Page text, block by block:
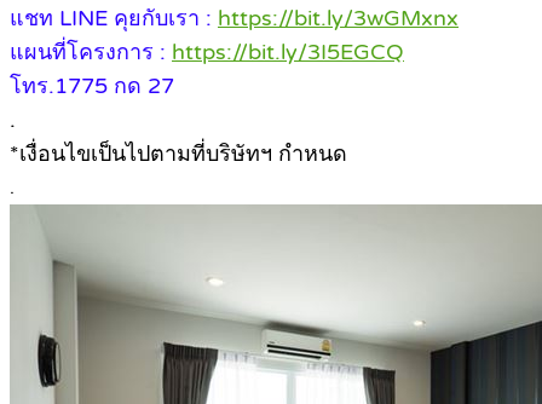
แชท LINE คุยกับเรา : https://bit.ly/3wGMxnx
แผนที่โครงการ : https://bit.ly/3I5EGCQ
โทร.1775 กด 27
.
*เงื่อนไขเป็นไปตามที่บริษัทฯ กำหนด
.